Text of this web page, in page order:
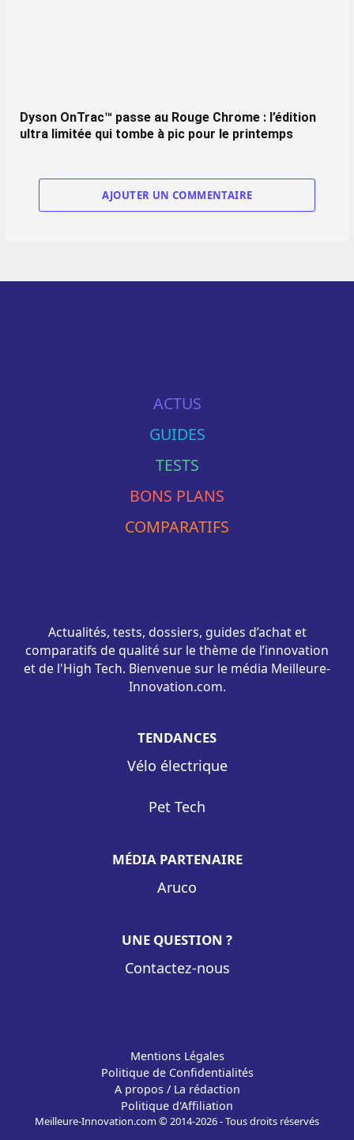
Dyson OnTrac™ passe au Rouge Chrome : l’édition
ultra limitée qui tombe à pic pour le printemps
AJOUTER UN COMMENTAIRE
ACTUS
GUIDES
TESTS
BONS PLANS
COMPARATIFS
Actualités, tests, dossiers, guides d’achat et
comparatifs de qualité sur le thème de l’innovation
et de l'High Tech. Bienvenue sur le média Meilleure-
Innovation.com.
TENDANCES
Vélo électrique
Pet Tech
MÉDIA PARTENAIRE
Aruco
UNE QUESTION ?
Contactez-nous
Mentions Légales
Politique de Confidentialités
A propos / La rédaction
Politique d'Affiliation
Meilleure-Innovation.com © 2014-2026 - Tous droits réservés